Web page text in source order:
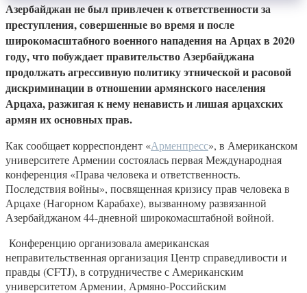
Азербайджан не был привлечен к ответственности за
преступления, совершенные во время и после
широкомасштабного военного нападения на Арцах в 2020
году, что побуждает правительство Азербайджана
продолжать агрессивную политику этнической и расовой
дискриминации в отношении армянского населения
Арцаха, разжигая к нему ненависть и лишая арцахских
армян их основных прав.
Как сообщает корреспондент «Арменпресс», в Американском
университете Армении состоялась первая Международная
конференция «Права человека и ответственность.
Последствия войны», посвященная кризису прав человека в
Арцахе (Нагорном Карабахе), вызванному развязанной
Азербайджаном 44-дневной широкомасштабной войной.
Конференцию организовала американская
неправительственная организация Центр справедливости и
правды (CFTJ), в сотрудничестве с Американским
университетом Армении, Армяно-Российским